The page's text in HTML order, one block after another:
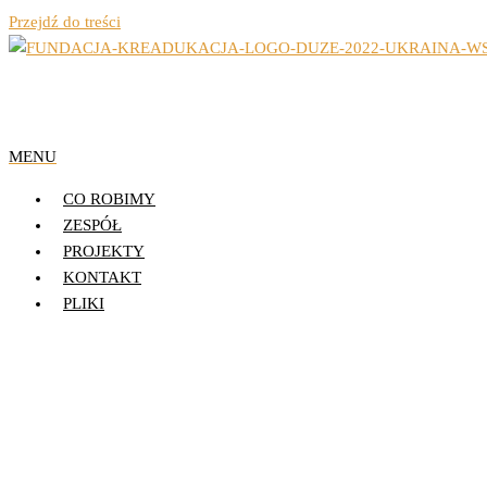
Przejdź do treści
Fundacja Działań
MENU
CO ROBIMY
ZESPÓŁ
PROJEKTY
KONTAKT
PLIKI